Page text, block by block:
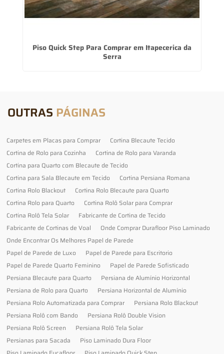
Piso Quick Step Para Comprar em Itapecerica da
Serra
OUTRAS PÁGINAS
Carpetes em Placas para Comprar
Cortina Blecaute Tecido
Cortina de Rolo para Cozinha
Cortina de Rolo para Varanda
Cortina para Quarto com Blecaute de Tecido
Cortina para Sala Blecaute em Tecido
Cortina Persiana Romana
Cortina Rolo Blackout
Cortina Rolo Blecaute para Quarto
Cortina Rolo para Quarto
Cortina Rolô Solar para Comprar
Cortina Rolô Tela Solar
Fabricante de Cortina de Tecido
Fabricante de Cortinas de Voal
Onde Comprar Durafloor Piso Laminado
Onde Encontrar Os Melhores Papel de Parede
Papel de Parede de Luxo
Papel de Parede para Escritorio
Papel de Parede Quarto Feminino
Papel de Parede Sofisticado
Persiana Blecaute para Quarto
Persiana de Alumínio Horizontal
Persiana de Rolo para Quarto
Persiana Horizontal de Alumínio
Persiana Rolo Automatizada para Comprar
Persiana Rolo Blackout
Persiana Rolô com Bando
Persiana Rolô Double Vision
Persiana Rolô Screen
Persiana Rolô Tela Solar
Persianas para Sacada
Piso Laminado Dura Floor